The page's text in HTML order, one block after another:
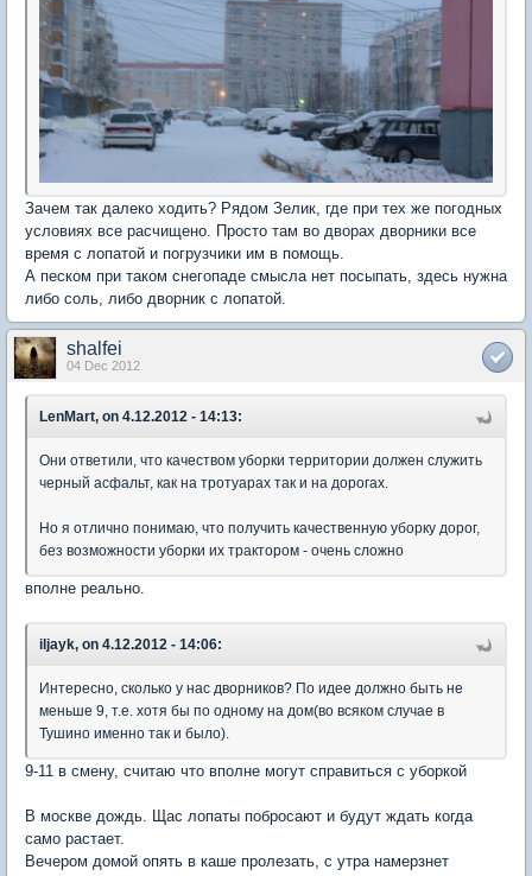
Зачем так далеко ходить? Рядом Зелик, где при тех же погодных
условиях все расчищено. Просто там во дворах дворники все
время с лопатой и погрузчики им в помощь.
А песком при таком снегопаде смысла нет посыпать, здесь нужна
либо соль, либо дворник с лопатой.
shalfei
04 Dec 2012
LenMart, on 4.12.2012 - 14:13:
Они ответили, что качеством уборки территории должен служить
черный асфальт, как на тротуарах так и на дорогах.
Но я отлично понимаю, что получить качественную уборку дорог,
без возможности уборки их трактором - очень сложно
вполне реально.
iljayk, on 4.12.2012 - 14:06:
Интересно, сколько у нас дворников? По идее должно быть не
меньше 9, т.е. хотя бы по одному на дом(во всяком случае в
Тушино именно так и было).
9-11 в смену, считаю что вполне могут справиться с уборкой
В москве дождь. Щас лопаты побросают и будут ждать когда
само растает.
Вечером домой опять в каше пролезать, с утра намерзнет